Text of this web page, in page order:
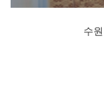
수